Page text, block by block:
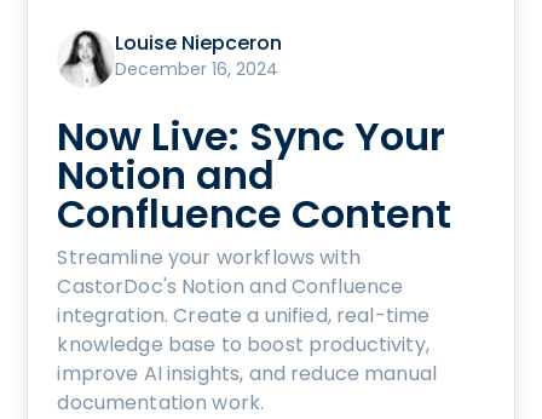
Louise Niepceron
December 16, 2024
Now Live: Sync Your
Notion and
Confluence Content
Streamline your workflows with
CastorDoc's Notion and Confluence
integration. Create a unified, real-time
knowledge base to boost productivity,
improve AI insights, and reduce manual
documentation work.